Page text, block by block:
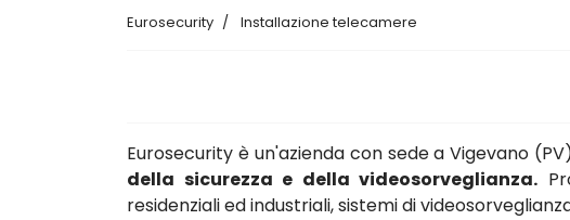
Eurosecurity Installazione telecamere
Eurosecurity è un'azienda con sede a Vigevano
della sicurezza e della videosorveglianza.
residenziali ed industriali, sistemi di